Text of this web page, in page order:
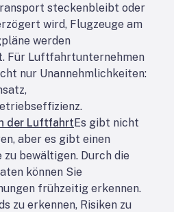
steckenbleibt oder
wird, Flugzeuge am
werden
Für Luftfahrtunternehmen
nur Unannehmlichkeiten:
der LuftfahrtEs gibt nicht
aber es gibt einen
bewältigen. Durch die
können Sie
frühzeitig erkennen.
zu erkennen, Risiken zu